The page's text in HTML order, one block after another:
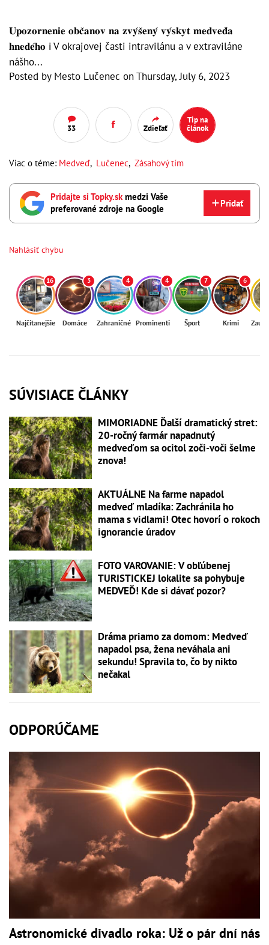
𝐔𝐩𝐨𝐳𝐨𝐫𝐧𝐞𝐧𝐢𝐞 𝐨𝐛𝐜̌𝐚𝐧𝐨𝐯 𝐧𝐚 𝐳𝐯𝐲́𝐬̌𝐞𝐧𝐲́ 𝐯𝐲́𝐬𝐤𝐲𝐭 𝐦𝐞𝐝𝐯𝐞𝐝̌𝐚
𝐡𝐧𝐞𝐝𝐞́𝐡𝐨 ℹ️ V okrajovej časti intravilánu a v extraviláne
nášho...
Posted by Mesto Lučenec onThursday, July 6, 2023
33 Zdieľať
Tip na
článok
Viac o téme: Medveď, Lučenec, Zásahový tím
Pridajte si Topky.skmedzi Vaše
preferované zdroje na Google
Pridať
Nahlásiť chybu
16
Najčítanejšie
3
Domáce
4
Zahraničné
4
Prominenti
7
Šport
6
Krimi
SÚVISIACE ČLÁNKY
MIMORIADNE Ďalší dramatický stret:
20-ročný farmár napadnutý
medveďom sa ocitol zoči-voči šelme
znova!
AKTUÁLNE Na farme napadol
medveď mladíka: Zachránila ho
mama s vidlami! Otec hovorí o rokoch
ignorancie úradov
FOTO VAROVANIE: V obľúbenej
TURISTICKEJ lokalite sa pohybuje
MEDVEĎ! Kde si dávať pozor?
Dráma priamo za domom: Medveď
napadol psa, žena neváhala ani
sekundu! Spravila to, čo by nikto
nečakal
ODPORÚČAME
Astronomické divadlo roka: Už o pár dní nás